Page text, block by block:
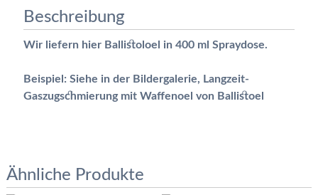
Beschreibung
Wir liefern hier Ballistoloel in 400 ml Spraydose.
Beispiel: Siehe in der Bildergalerie, Langzeit-
Gaszugschmierung mit Waffenoel von Ballistoel
Ähnliche Produkte